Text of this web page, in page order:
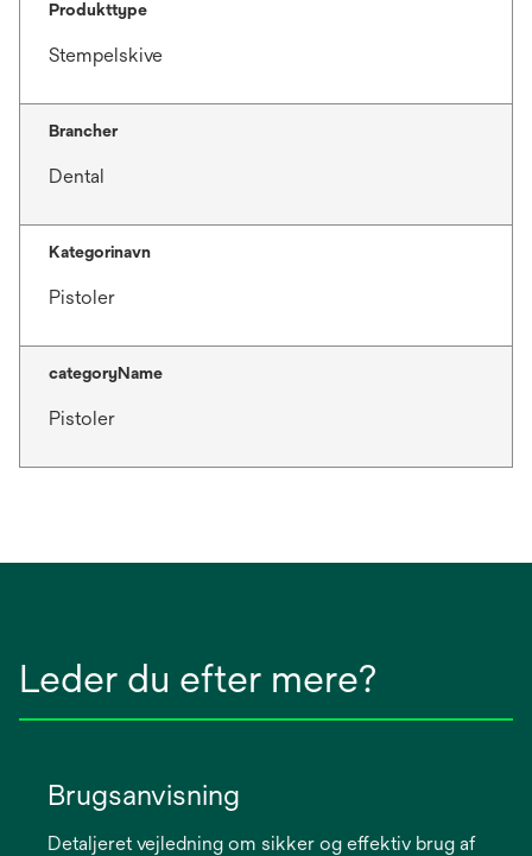
Produkttype
Stempelskive
Brancher
Dental
Kategorinavn
Pistoler
categoryName
Pistoler
Leder du efter mere?
Brugsanvisning
Detaljeret vejledning om sikker og effektiv brug af